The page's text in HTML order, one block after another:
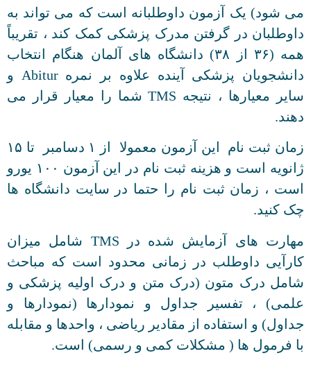
می شود) یک آزمون داوطلبانه است که می تواند به
داوطلبان در گرفتن مدرک پزشکی کمک کند ، تقریباً
همه (۳۶ از ۳۸) دانشگاه های آلمان هنگام انتخاب
دانشجویان پزشکی آینده علاوه بر نمره Abitur و
سایر معیارها ، نتیجه TMS شما را معیار قرار می
دهند.
زمان ثبت نام این آزمون معمولا از ۱ دسامبر تا ۱۵
ژانویه است و هزینه ثبت نام در این آزمون ۱۰۰ یورو
است ، زمان ثبت نام را حتما در سایت دانشگاه ها
چک کنید.
مهارت های آزمایش شده در TMS شامل میزان
کارآیی داوطلب در زمانی محدود است که مباحث
شامل درک متون (درک متن و درک اولیه پزشکی و
علمی) ، تفسیر جداول و نمودارها (نمودارها و
جداول) و استفاده از مقادیر ریاضی ، واحدها و مقابله
با فرمول ها ( مشکلات کمی و رسمی) است.